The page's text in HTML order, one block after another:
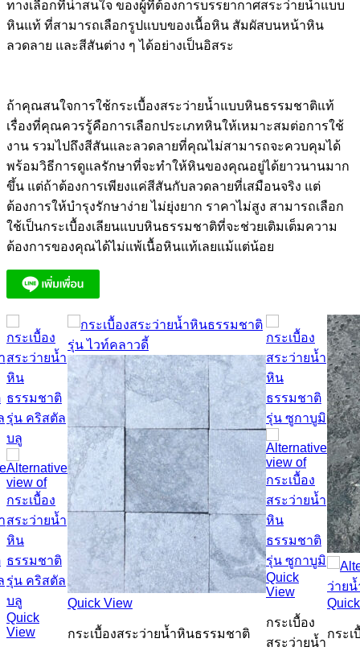
ทางเลือกที่น่าสนใจ ของผู้ที่ต้องการบรรยากาศสระว่ายน้ำแบบ
หินแท้ ที่สามารถเลือกรูปแบบของเนื้อหิน สัมผัสบนหน้าหิน
ลวดลาย และสีสันต่าง ๆ ได้อย่างเป็นอิสระ
ถ้าคุณสนใจการใช้กระเบื้องสระว่ายน้ำแบบหินธรรมชาติแท้
เรื่องที่คุณควรรู้คือการเลือกประเภทหินให้เหมาะสมต่อการใช้
งาน รวมไปถึงสีสันและลวดลายที่คุณไม่สามารถจะควบคุมได้
พร้อมวิธีการดูแลรักษาที่จะทำให้หินของคุณอยู่ได้ยาวนานมาก
ขึ้น แต่ถ้าต้องการเพียงแค่สีสันกับลวดลายที่เสมือนจริง แต่
ต้องการให้บำรุงรักษาง่าย ไม่ยุ่งยาก ราคาไม่สูง สามารถเลือก
ใช้เป็นกระเบื้องเลียนแบบหินธรรมชาติที่จะช่วยเติมเต็มความ
ต้องการของคุณได้ไม่แพ้เนื้อหินแท้เลยแม้แต่น้อย
Quick
View
Quick View
กระเบื้องสระว่ายน้ำหินธรรมชาติ
Quick
View
กระเบื้อง
สระว่ายน้ำ
กระ